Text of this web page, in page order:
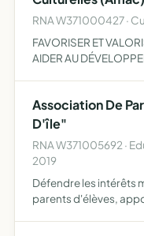
RNA W371000427 ·
FAVORISER ET
AIDER AU
CERTAINES
Association De
D'île"
RNA W371005692 ·
2019
Défendre les intérêts
parents d'élèves,